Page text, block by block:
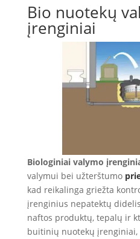
Bio nuotekų
įrenginiai
Biologiniai valymo
valymui bei užterštumo
kad reikalinga griežta
įrenginius nepatektų
naftos produktų, tepalų ir
buitinių nuotekų įrenginiai,